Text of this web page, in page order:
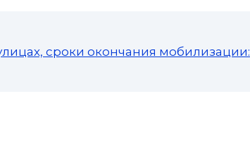
сроки окончания мобилизации: